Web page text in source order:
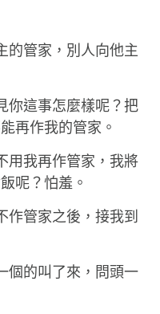
的管家，別人向他主
你這事怎麼樣呢？把
再作我的管家。
用我再作管家，我將
呢？怕羞。
作管家之後，接我到
個的叫了來，問頭一